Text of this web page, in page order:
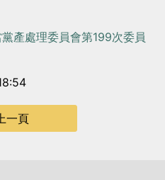
產處理委員會第199次委員
一頁